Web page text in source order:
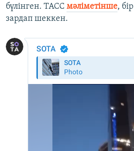
бүлінген. ТАСС мәліметінше,
зардап шеккен.